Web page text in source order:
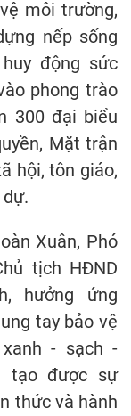
môi trường,
nếp sống
động sức
phong trào
300 đại biểu
Mặt trận
hội, tôn giáo,
Xuân, Phó
tịch HĐND
hưởng ứng
tay bảo vệ
- sạch -
tạo được sự
thức và hành